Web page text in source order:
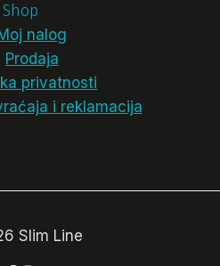
Shop
nalog
Prodaja
privatnosti
i reklamacija
Slim Line